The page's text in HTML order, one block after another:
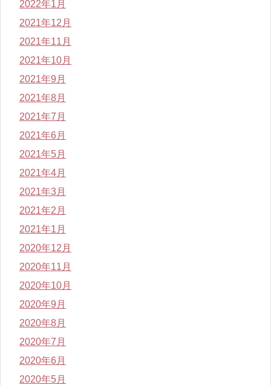
2022年1月
2021年12月
2021年11月
2021年10月
2021年9月
2021年8月
2021年7月
2021年6月
2021年5月
2021年4月
2021年3月
2021年2月
2021年1月
2020年12月
2020年11月
2020年10月
2020年9月
2020年8月
2020年7月
2020年6月
2020年5月